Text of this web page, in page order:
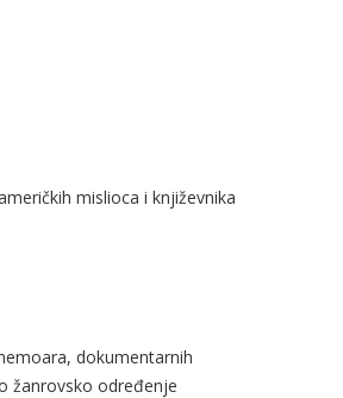
mislioca i književnika
dokumentarnih
žanrovsko određenje